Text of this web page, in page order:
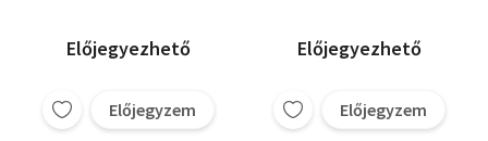
Előjegyezhető
Előjegyzem
Előjegyezhető
Előjegyzem